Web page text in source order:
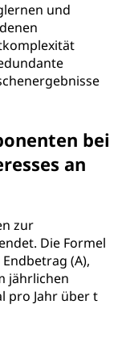
und
bei
an
zur
Die Formel
(A),
jährlichen
pro Jahr über t